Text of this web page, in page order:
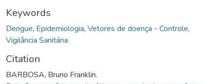
Keywords
Dengue, Epidemiologia, Vetores de doença - Controle,
Vigilância Sanitária
Citation
BARBOSA, Bruno Franklin.